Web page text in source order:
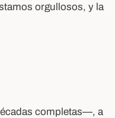
orgullosos, y la
completas—, a